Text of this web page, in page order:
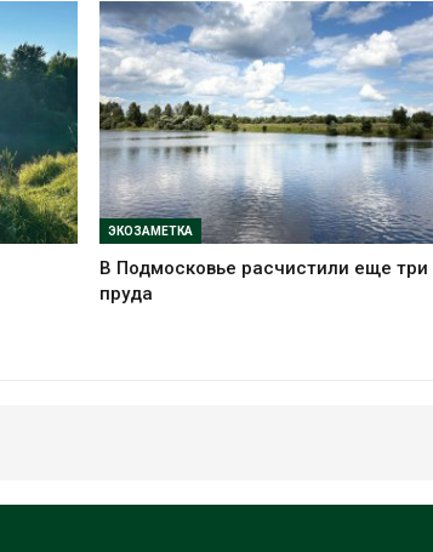
ЭКОЗАМЕТКА
В Подмосковье расчистили еще три
пруда